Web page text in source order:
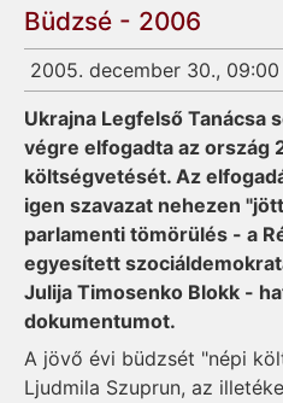
Büdzsé - 2006
2005. december 30.,
Ukrajna Legfelső Tanácsa
végre elfogadta az ország
költségvetését. Az
igen szavazat nehezen
parlamenti tömörülés - a
egyesített
Julija Timosenko Blokk -
dokumentumot.
A jövő évi büdzsét "népi
Ljudmila Szuprun, az